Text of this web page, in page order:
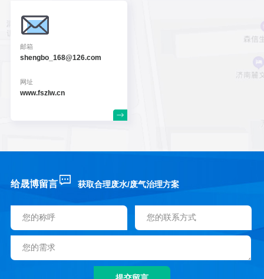
邮箱
shengbo_168@126.com
网址
www.fszlw.cn
给晟博留言 获取合理废水/废气治理方案